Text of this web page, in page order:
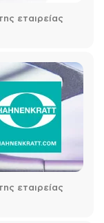
εταιρείας
εταιρείας